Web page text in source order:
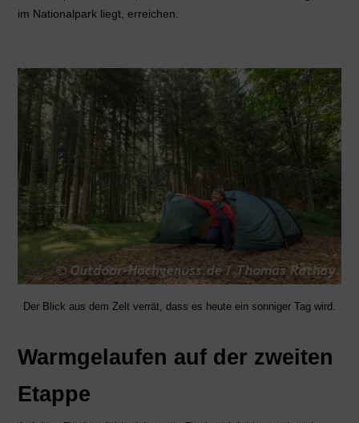
im Nationalpark liegt, erreichen.
Der Blick aus dem Zelt verrät, dass es heute ein sonniger Tag wird.
Warmgelaufen auf der zweiten
Etappe